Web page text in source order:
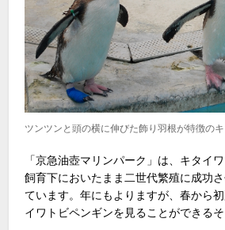
ツンツンと頭の横に伸びた飾り羽根が特徴の
「京急油壺マリンパーク」は、キタイ
飼育下においたまま二世代繁殖に成功
ています。年にもよりますが、春から
イワトビペンギンを見ることができるそ